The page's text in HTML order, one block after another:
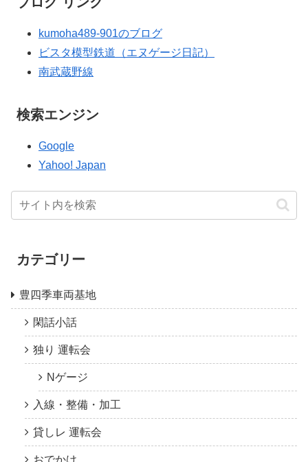
kumoha489-901のブログ
ビスタ模型鉄道（エヌゲージ日記）
南武蔵野線
検索エンジン
Google
Yahoo! Japan
カテゴリー
豊四季車両基地
閑話小話
独り 運転会
Nゲージ
入線・整備・加工
貸しレ 運転会
おでかけ